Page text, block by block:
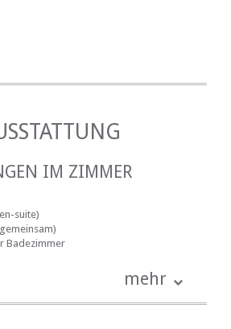
IM ZIMMER
suite)
Badezimmer
erlaubt
mehr